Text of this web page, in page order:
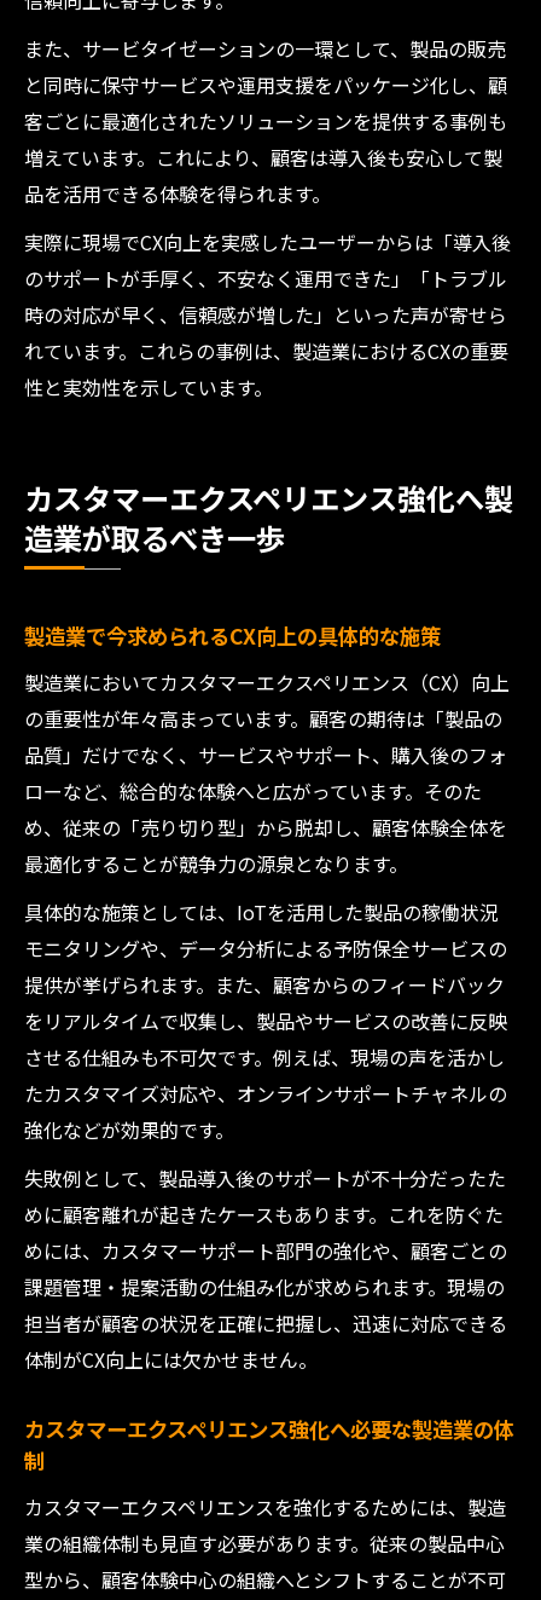
また、サービタイゼーションの一環として、製品の販売
と同時に保守サービスや運用支援をパッケージ化し、顧
客ごとに最適化されたソリューションを提供する事例も
増えています。これにより、顧客は導入後も安心して製
品を活用できる体験を得られます。
実際に現場でCX向上を実感したユーザーからは「導入後
のサポートが手厚く、不安なく運用できた」「トラブル
時の対応が早く、信頼感が増した」といった声が寄せら
れています。これらの事例は、製造業におけるCXの重要
性と実効性を示しています。
カスタマーエクスペリエンス強化へ製
造業が取るべき一歩
製造業で今求められるCX向上の具体的な施策
製造業においてカスタマーエクスペリエンス（CX）向上
の重要性が年々高まっています。顧客の期待は「製品の
品質」だけでなく、サービスやサポート、購入後のフォ
ローなど、総合的な体験へと広がっています。そのた
め、従来の「売り切り型」から脱却し、顧客体験全体を
最適化することが競争力の源泉となります。
具体的な施策としては、IoTを活用した製品の稼働状況
モニタリングや、データ分析による予防保全サービスの
提供が挙げられます。また、顧客からのフィードバック
をリアルタイムで収集し、製品やサービスの改善に反映
させる仕組みも不可欠です。例えば、現場の声を活かし
たカスタマイズ対応や、オンラインサポートチャネルの
強化などが効果的です。
失敗例として、製品導入後のサポートが不十分だったた
めに顧客離れが起きたケースもあります。これを防ぐた
めには、カスタマーサポート部門の強化や、顧客ごとの
課題管理・提案活動の仕組み化が求められます。現場の
担当者が顧客の状況を正確に把握し、迅速に対応できる
体制がCX向上には欠かせません。
カスタマーエクスペリエンス強化へ必要な製造業の体
制
カスタマーエクスペリエンスを強化するためには、製造
業の組織体制も見直す必要があります。従来の製品中心
型から、顧客体験中心の組織へとシフトすることが不可